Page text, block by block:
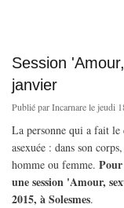
Session
janvier
Publié parIncarnarele jeudi
La personne qui a fait le
asexuée : dans son
homme ou femme. Pour
une session 'Amour,
2015, à Solesmes.